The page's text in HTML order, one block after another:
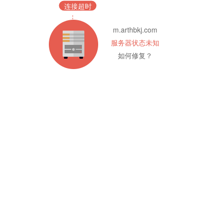
连接超时
m.arthbkj.com
服务器状态未知
如何修复？